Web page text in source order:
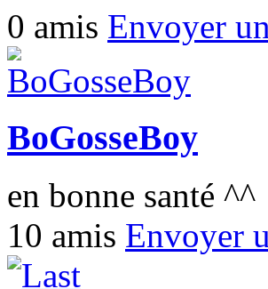
0 amis Envoyer
BoGosseBoy
en bonne santé ^^
10 amis Envoyer